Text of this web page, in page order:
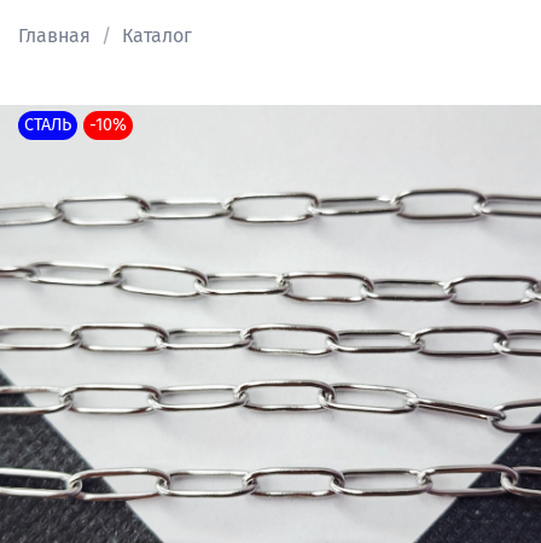
Главная Каталог
СТАЛЬ -10%